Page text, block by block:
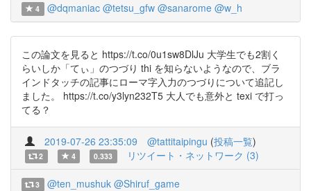
4 @dqmaniac @tetsu_gfw @sanarome @w_h
この論文を見ると https://t.co/0u1sw8DlJu 大学生でも2割く
らいしか「てぃ」のつづり thi を知らないようなので、ブラ
インドタッチの記事にローマ字入力のつづりについて追記し
ました。 https://t.co/y3lyn232T5 大人でも意外と texi で打っ
てる？
2019-07-26 23:35:09 @tattitaipingu (投稿一覧)
2 4 0.333 リツイート・ネットワーク (3)
3 @ten_mushuk @Shiruf_game